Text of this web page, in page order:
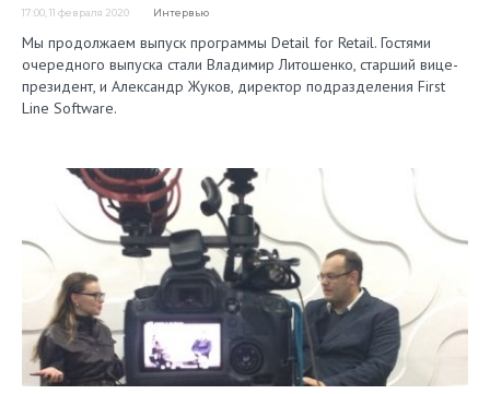
17:00, 11 февраля 2020 Интервью
Мы продолжаем выпуск программы Detail for Retail. Гостями
очередного выпуска стали Владимир Литошенко, старший вице-
президент, и Александр Жуков, директор подразделения First
Line Software.